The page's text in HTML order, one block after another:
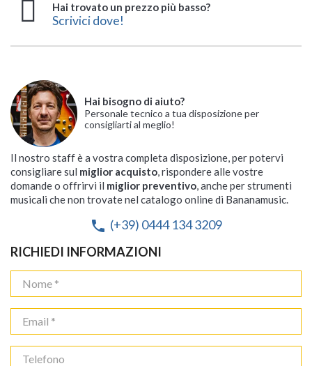
Hai trovato un prezzo più basso?
Scrivici dove!
Hai bisogno di aiuto?
Personale tecnico a tua disposizione per
consigliarti al meglio!
Il nostro staff è a vostra completa disposizione, per potervi
consigliare sul miglior acquisto, rispondere alle vostre
domande o offrirvi il miglior preventivo, anche per strumenti
musicali che non trovate nel catalogo online di Bananamusic.
phone (+39) 0444 134 3209
RICHIEDI INFORMAZIONI